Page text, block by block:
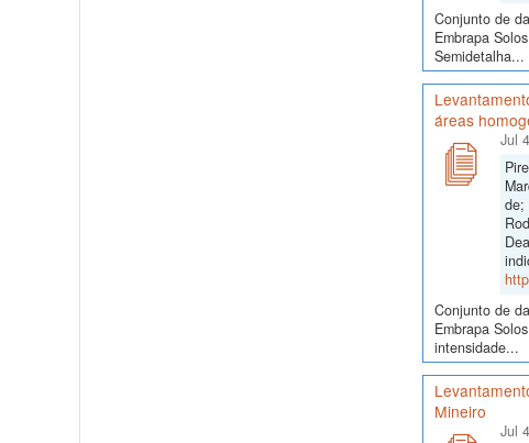
Conjunto de
Embrapa
Semidetalha...
áreas
Jul
de;
Conjunto de
Embrapa
intensidade...
Mineiro
Jul